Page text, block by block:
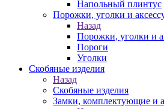
Напольный плинтус
Порожки, уголки и
Назад
Порожки, уголки и
Пороги
Уголки
Скобяные изделия
Назад
Скобяные изделия
Замки, комплектующие и